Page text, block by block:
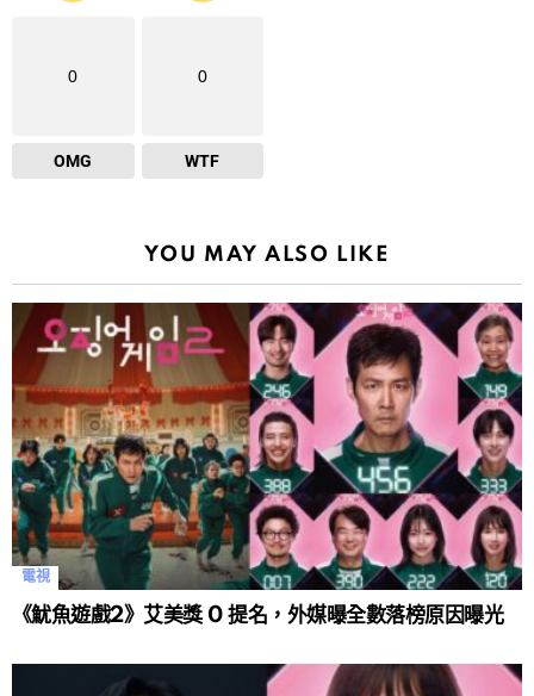
0
OMG
0
WTF
YOU MAY ALSO LIKE
電視
《魷魚遊戲2》艾美獎 0 提名，外媒曝全數落榜原因曝光